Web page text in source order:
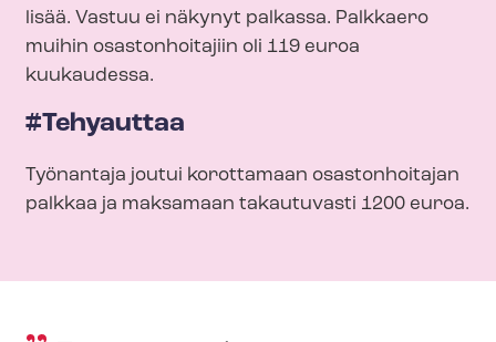
lisää. Vastuu ei näkynyt palkassa. Palkkaero
muihin osastonhoitajiin oli 119 euroa
kuukaudessa.
#Tehyauttaa
Työnantaja joutui korottamaan osastonhoitajan
palkkaa ja maksamaan takautuvasti 1200 euroa.